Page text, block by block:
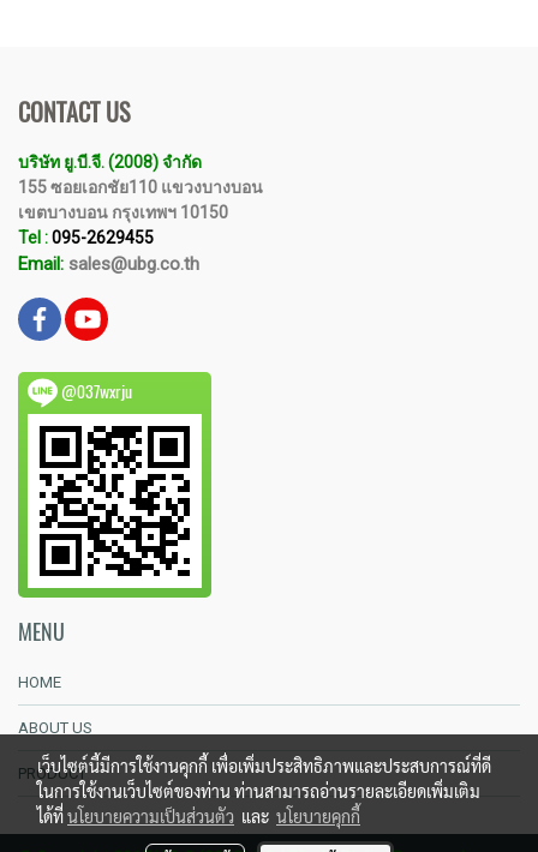
CONTACT US
บริษัท ยู.บี.จี. (2008) จำกัด
155 ซอยเอกชัย110 แขวงบางบอน
เขตบางบอน กรุงเทพฯ 10150
Tel :095-2629455
Email: sales@ubg.co.th
@037wxrju
MENU
HOME
ABOUT US
PRODUCT
เว็บไซต์นี้มีการใช้งานคุกกี้ เพื่อเพิ่มประสิทธิภาพและประสบการณ์ที่ดี
ในการใช้งานเว็บไซต์ของท่าน ท่านสามารถอ่านรายละเอียดเพิ่มเติม
ได้ที่นโยบายความเป็นส่วนตัว และ นโยบายคุกกี้